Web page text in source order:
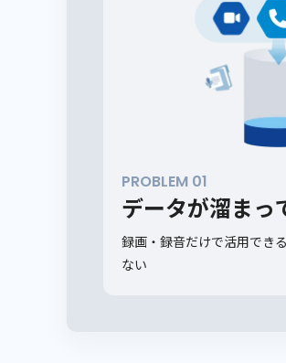
PROBLEM 01
データが溜まっ
録画・録音だけで活用でき
ない